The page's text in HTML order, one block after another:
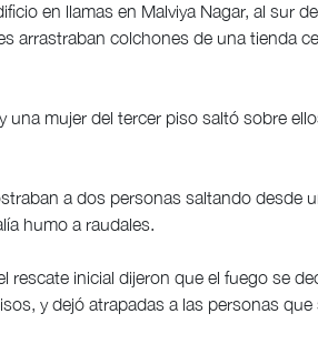
en llamas en Malviya Nagar, al sur
arrastraban colchones de una tienda
una mujer del tercer piso saltó sobre
a dos personas saltando desde
humo a raudales.
rescate inicial dijeron que el fuego se
y dejó atrapadas a las personas